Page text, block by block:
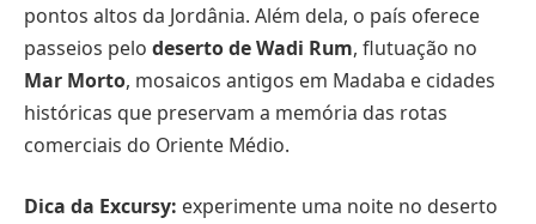
pontos altos da Jordânia. Além dela, o país oferece
passeios pelo deserto de Wadi Rum, flutuação no
Mar Morto, mosaicos antigos em Madaba e cidades
históricas que preservam a memória das rotas
comerciais do Oriente Médio.
Dica da Excursy: experimente uma noite no deserto